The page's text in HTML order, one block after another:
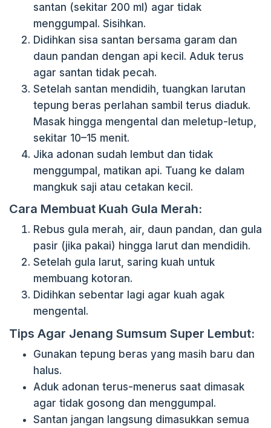
santan (sekitar 200 ml) agar tidak
menggumpal. Sisihkan.
Didihkan sisa santan bersama garam dan
daun pandan dengan api kecil. Aduk terus
agar santan tidak pecah.
Setelah santan mendidih, tuangkan larutan
tepung beras perlahan sambil terus diaduk.
Masak hingga mengental dan meletup-letup,
sekitar 10–15 menit.
Jika adonan sudah lembut dan tidak
menggumpal, matikan api. Tuang ke dalam
mangkuk saji atau cetakan kecil.
Cara Membuat Kuah Gula Merah:
Rebus gula merah, air, daun pandan, dan gula
pasir (jika pakai) hingga larut dan mendidih.
Setelah gula larut, saring kuah untuk
membuang kotoran.
Didihkan sebentar lagi agar kuah agak
mengental.
Tips Agar Jenang Sumsum Super Lembut:
Gunakan tepung beras yang masih baru dan
halus.
Aduk adonan terus-menerus saat dimasak
agar tidak gosong dan menggumpal.
Santan jangan langsung dimasukkan semua